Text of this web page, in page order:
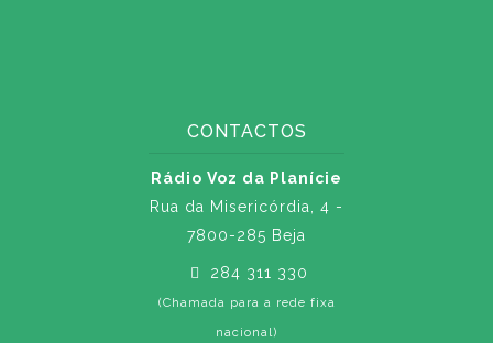
CONTACTOS
Rádio Voz da Planície
Rua da Misericórdia, 4 -
7800-285 Beja
284 311 330
(Chamada para a rede fixa
nacional)